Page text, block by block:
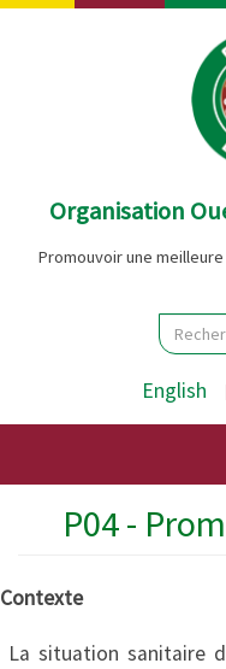
Aller
Organisation
Promouvoir une
English
P04 -
Contexte
La situation sanitaire